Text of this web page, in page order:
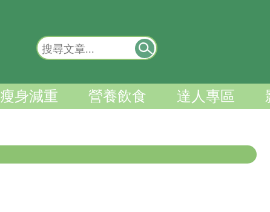
瘦身減重 營養飲食 達人專區